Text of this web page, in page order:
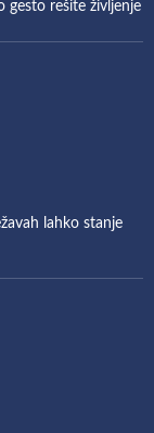
gesto rešite življenje
lahko stanje